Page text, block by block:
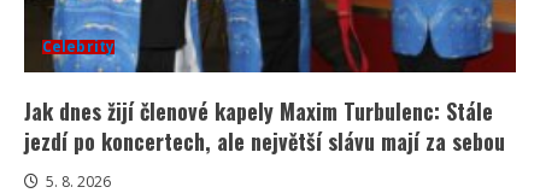
Celebrity
Jak dnes žijí členové kapely Maxim Turbulenc: Stále
jezdí po koncertech, ale největší slávu mají za sebou
5. 8. 2026